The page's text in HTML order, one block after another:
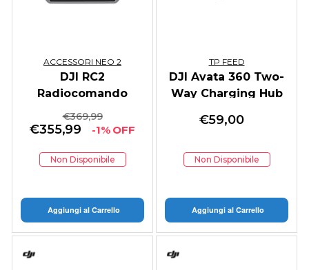
ACCESSORI NEO 2
DJI RC2
Radiocomando
€369,99
€355,99 -1% OFF
Non Disponibile
Aggiungi al Carrello
TP FEED
DJI Avata 360 Two-
Way Charging Hub
€59,00
Non Disponibile
Aggiungi al Carrello